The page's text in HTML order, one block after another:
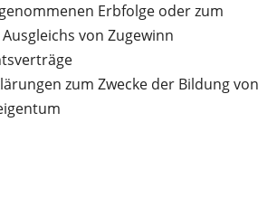
Erbfolge oder zum
von Zugewinn
zum Zwecke der Bildung von